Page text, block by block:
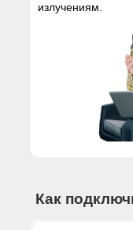
излучениям.
Как